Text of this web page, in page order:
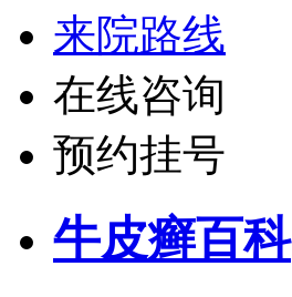
来院路线
在线咨询
预约挂号
牛皮癣百科